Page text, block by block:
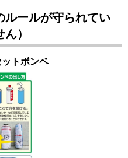
ルールが守られてい
）
トボンベ